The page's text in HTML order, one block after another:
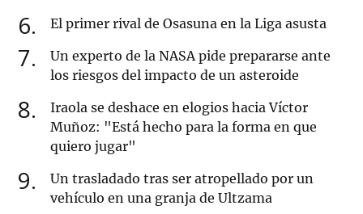
6 El primer rival de Osasuna en la Liga asusta
7
Un experto de la NASA pide prepararse ante
los riesgos del impacto de un asteroide
8
Iraola se deshace en elogios hacia Víctor
Muñoz: "Está hecho para la forma en que
quiero jugar"
9
Un trasladado tras ser atropellado por un
vehículo en una granja de Ultzama